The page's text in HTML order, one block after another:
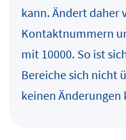
kann. Ändert daher
Kontaktnummern
mit 10000. So ist
Bereiche sich nicht
keinen Änderungen